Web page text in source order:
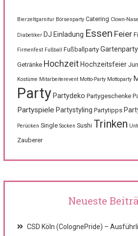
Bierzeltgarnitur Börsenparty Catering Clown-Nase
Diabetiker DJ Einladung Essen Feier
Firmenfest Fußball Fußballparty Gartenparty
Getränke Hochzeit Hochzeitsfeier
Kostüme Mitarbeiterevent Motto-Party Mottoparty
Party Partydeko Partygeschenke
Partyspiele Partystyling Partytipps
Perücken Single Socken Sushi Trinken
Zauberer
Neueste
CSD Köln (ColognePride) –